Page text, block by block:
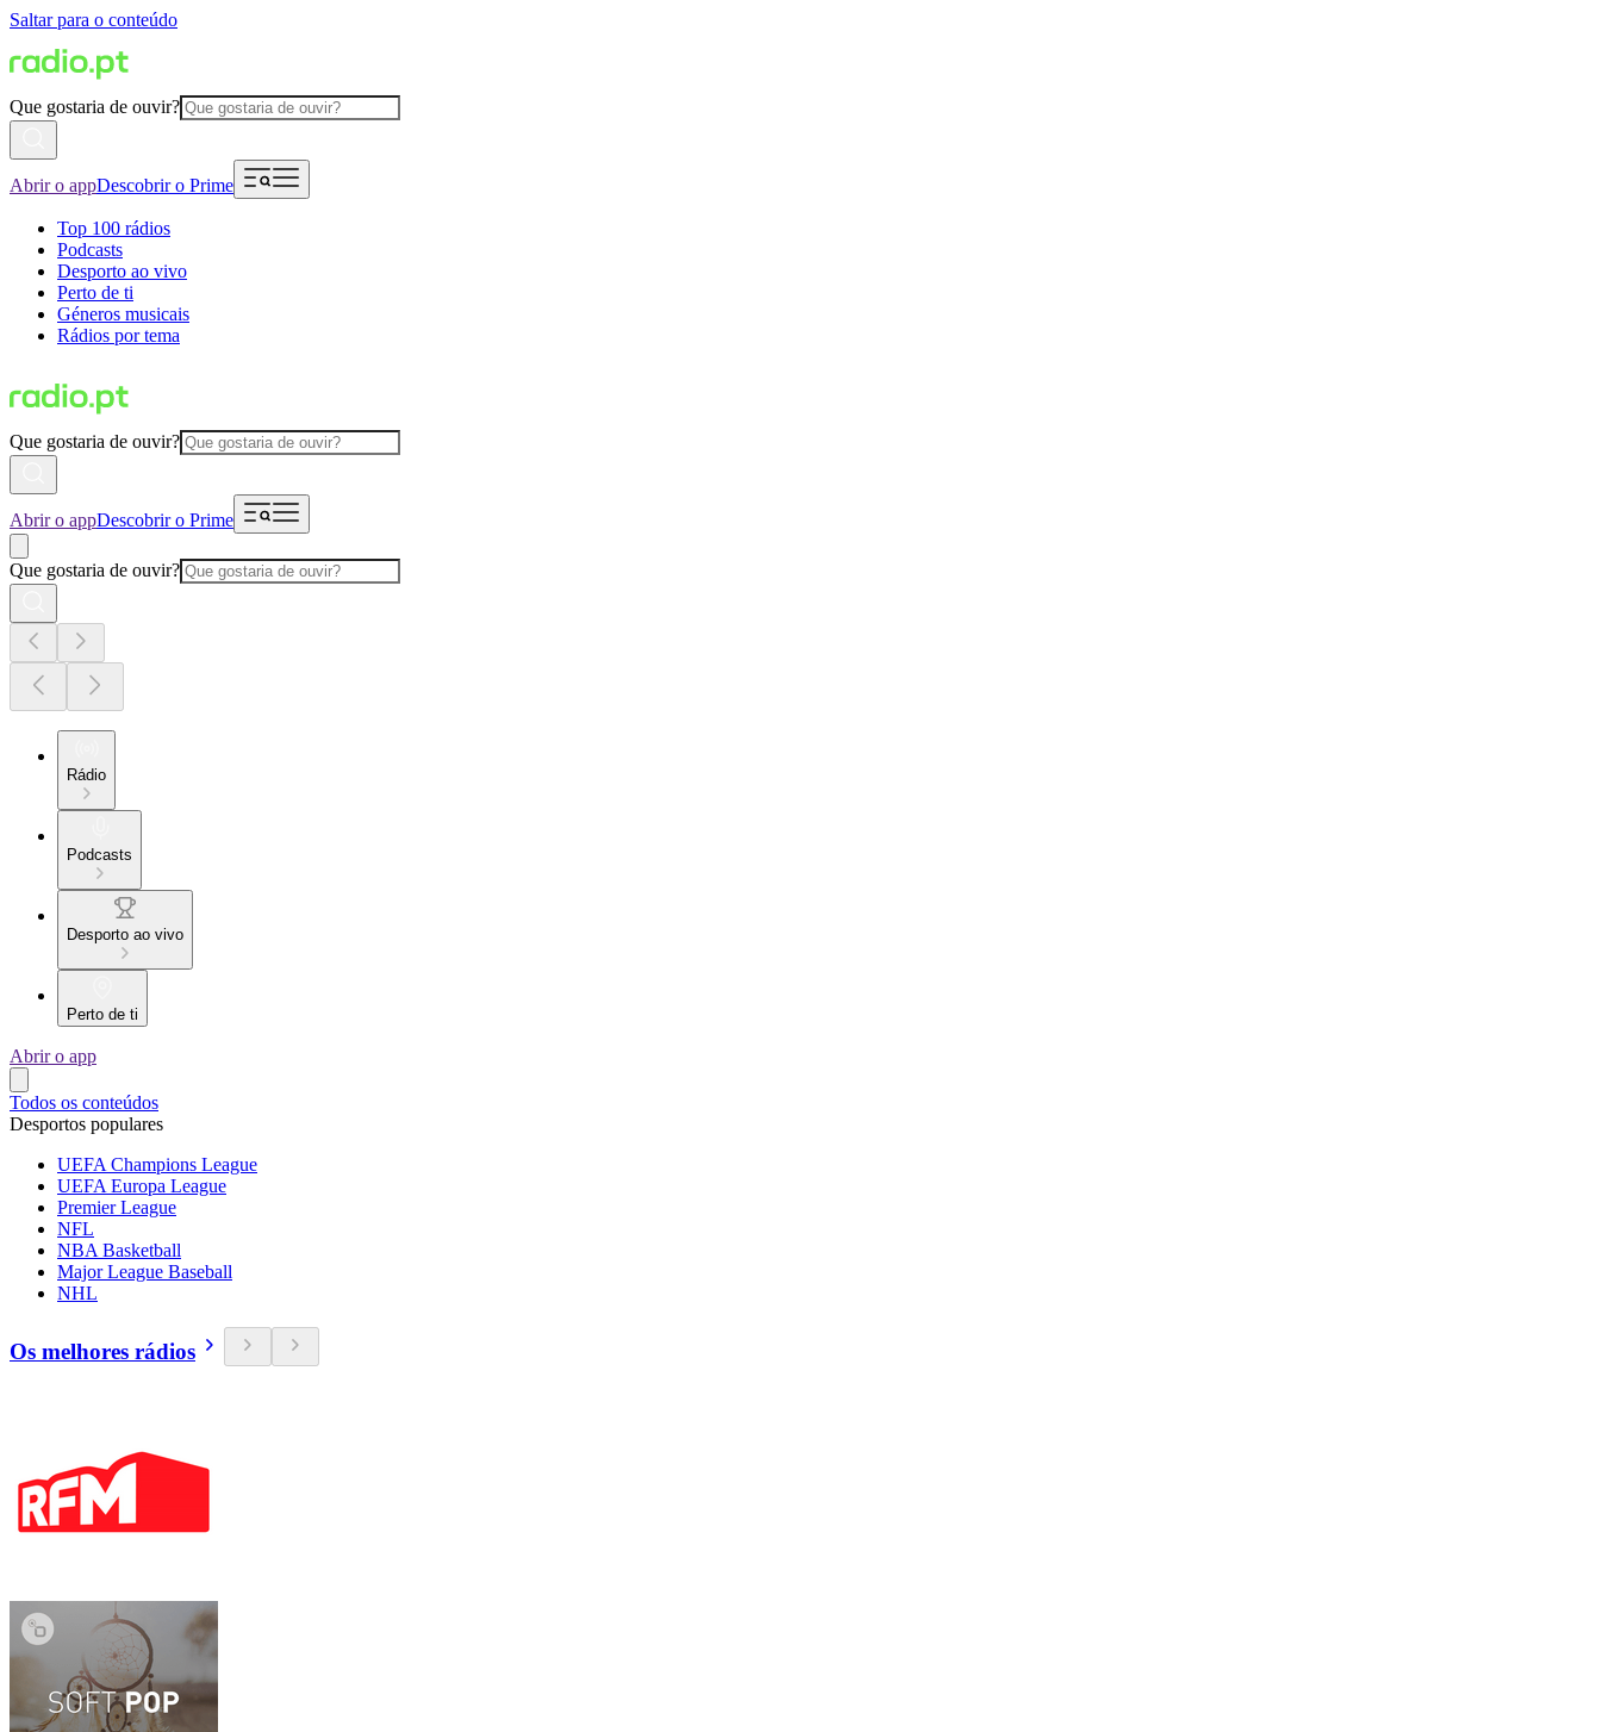
Saltar para o conteúdo
Que gostaria de ouvir?
Abrir o appDescobrir o Prime
Top 100 rádios
Podcasts
Desporto ao vivo
Perto de ti
Géneros musicais
Rádios por tema
Que gostaria de ouvir?
Abrir o appDescobrir o Prime
Que gostaria de ouvir?
Rádio
Podcasts
Desporto ao vivo
Perto de ti
Abrir o app
Todos os conteúdos
Desportos populares
UEFA Champions League
UEFA Europa League
Premier League
NFL
NBA Basketball
Major League Baseball
NHL
Os melhores rádios